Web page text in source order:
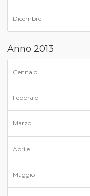
Dicembre
Anno 2013
Gennaio
Febbraio
Marzo
Aprile
Maggio